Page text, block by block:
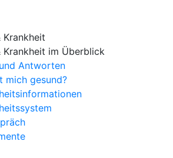
Krankheit
Krankheit im Überblick
Antworten
mich gesund?